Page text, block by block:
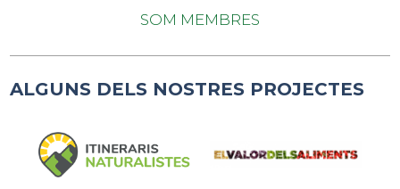
SOM MEMBRES
ALGUNS DELS NOSTRES PROJECTES